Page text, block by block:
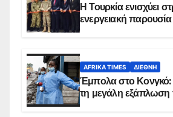
Η Τουρκία ενισχύει
ενεργειακή
AFRIKA TIMES ΔΙΕΘΝΉ
Έμπολα στο Κονγκό:
τη μεγάλη εξάπλωση